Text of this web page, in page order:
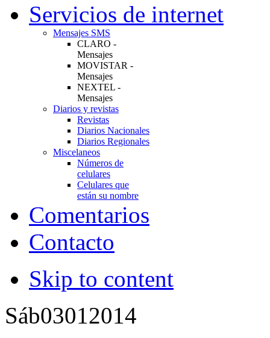
Servicios de internet
Mensajes SMS
CLARO -
Mensajes
MOVISTAR -
Mensajes
NEXTEL -
Mensajes
Diarios y revistas
Revistas
Diarios Nacionales
Diarios Regionales
Miscelaneos
Números de
celulares
Celulares que
están su nombre
Comentarios
Contacto
Skip to content
Sáb03012014